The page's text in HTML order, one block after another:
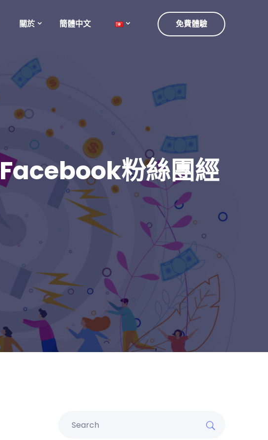
關於 簡體中文 免費體驗
粉絲團經